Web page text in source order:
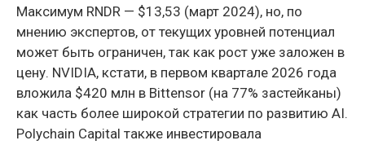
Максимум RNDR — $13,53 (март 2024), но, по
мнению экспертов, от текущих уровней потенциал
может быть ограничен, так как рост уже заложен в
цену. NVIDIA, кстати, в первом квартале 2026 года
вложила $420 млн в Bittensor (на 77% застейканы)
как часть более широкой стратегии по развитию AI.
Polychain Capital также инвестировала